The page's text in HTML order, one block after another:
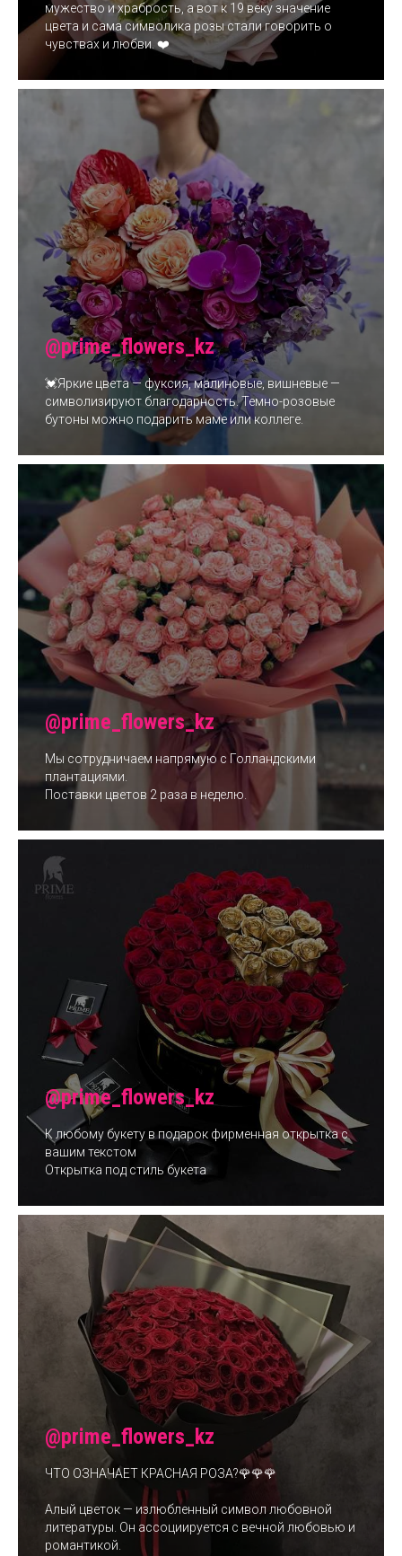
мужество и храбрость, а вот к 19 веку значение
цвета и сама символика розы стали говорить о
чувствах и любви. ❤️
@prime_flowers_kz
💓Яркие цвета — фуксия, малиновые, вишневые —
символизируют благодарность. Темно-розовые
бутоны можно подарить маме или коллеге.
@prime_flowers_kz
Мы сотрудничаем напрямую с Голландскими
плантациями.
Поставки цветов 2 раза в неделю.
@prime_flowers_kz
К любому букету в подарок фирменная открытка с
вашим текстом
Открытка под стиль букета
@prime_flowers_kz
ЧТО ОЗНАЧАЕТ КРАСНАЯ РОЗА?🌹🌹🌹
Алый цветок — излюбленный символ любовной
литературы. Он ассоциируется с вечной любовью и
романтикой.